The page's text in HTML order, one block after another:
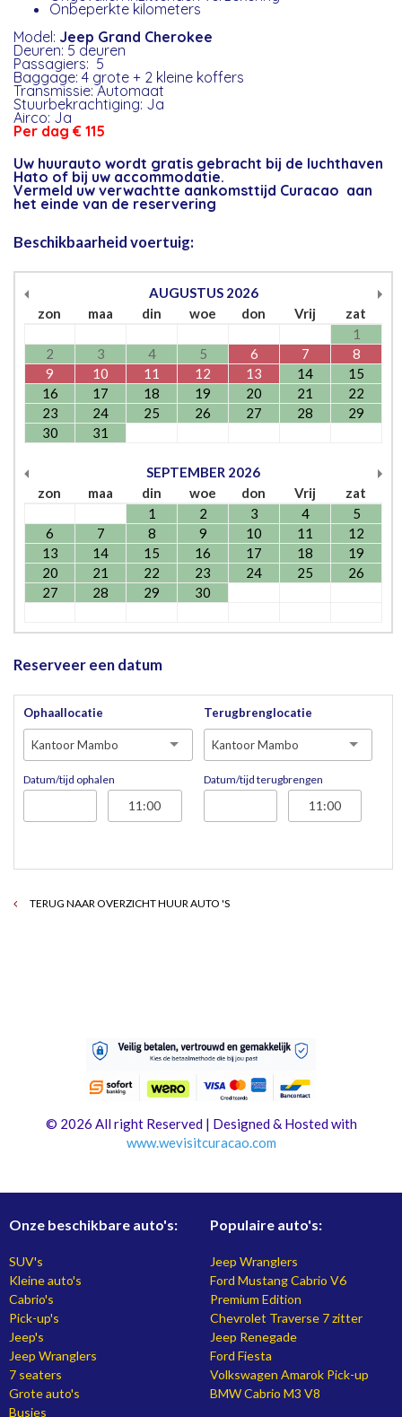
Onbeperkte kilometers
Model: Jeep Grand Cherokee
Deuren: 5 deuren
Passagiers: 5
Baggage: 4 grote + 2 kleine koffers
Transmissie: Automaat
Stuurbekrachtiging: Ja
Airco: Ja
Per dag € 115
Uw huurauto wordt gratis gebracht bij de luchthaven
Hato of bij uw accommodatie.
Vermeld uw verwachtte aankomsttijd Curacao aan
het einde van de reservering
Beschikbaarheid voertuig:
AUGUSTUS 2026
zon
maa din woe don Vrij
zat
1
2
3 4 5 6 7
8
9
10 11 12 13 14
15
16
17 18 19 20 21
22
23
24 25 26 27 28
29
30
31
SEPTEMBER 2026
zon
maa din woe don Vrij
zat
1
2 3 4
5
6
7 8 9 10 11
12
13
14 15 16 17 18
19
20
21 22 23 24 25
26
27
28 29 30
Reserveer een datum
Ophaallocatie
Kantoor Mambo
Datum/tijd ophalen
Terugbrenglocatie
Kantoor Mambo
Datum/tijd terugbrengen
TERUG NAAR OVERZICHT HUUR AUTO 'S
© 2026 All right Reserved | Designed & Hosted with
www.wevisitcuracao.com
Onze beschikbare auto's:
SUV's
Kleine auto's
Cabrio's
Pick-up's
Jeep's
Jeep Wranglers
7 seaters
Grote auto's
Busjes
Populaire auto's:
Jeep Wranglers
Ford Mustang Cabrio V6
Premium Edition
Chevrolet Traverse 7 zitter
Jeep Renegade
Ford Fiesta
Volkswagen Amarok Pick-up
BMW Cabrio M3 V8